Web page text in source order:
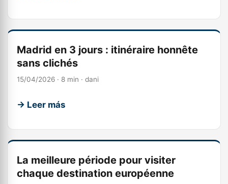
Madrid en 3 jours : itinéraire honnête
sans clichés
15/04/2026 · 8 min · dani
→ Leer más
La meilleure période pour visiter
chaque destination européenne